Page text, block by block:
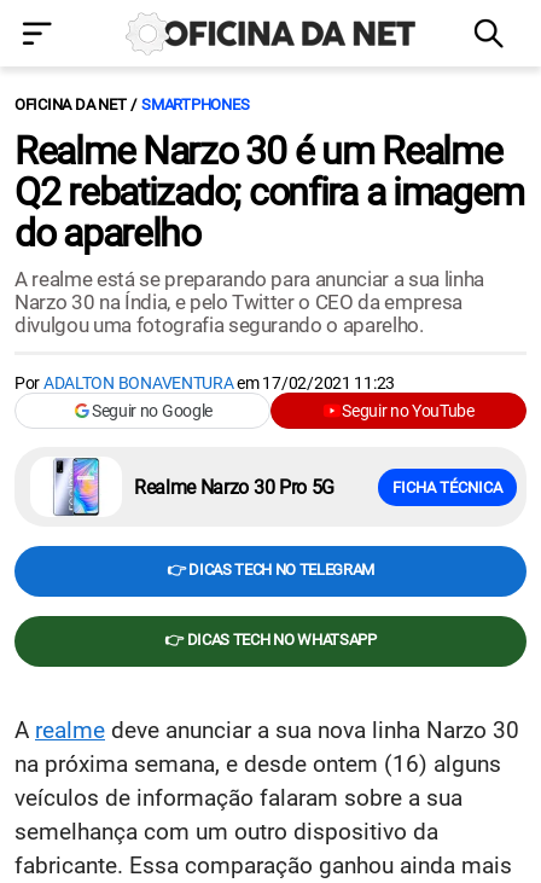
OFICINA DA NET SMARTPHONES
Realme Narzo 30 é um Realme
Q2 rebatizado; confira a imagem
do aparelho
A realme está se preparando para anunciar a sua linha
Narzo 30 na Índia, e pelo Twitter o CEO da empresa
divulgou uma fotografia segurando o aparelho.
PorADALTON BONAVENTURAem17/02/2021 11:23
Seguir no Google
Seguir no YouTube
Realme Narzo 30 Pro 5G FICHA TÉCNICA
👉 DICAS TECH NO TELEGRAM
👉 DICAS TECH NO WHATSAPP
A realme deve anunciar a sua nova linha Narzo 30
na próxima semana, e desde ontem (16) alguns
veículos de informação falaram sobre a sua
semelhança com um outro dispositivo da
fabricante. Essa comparação ganhou ainda mais